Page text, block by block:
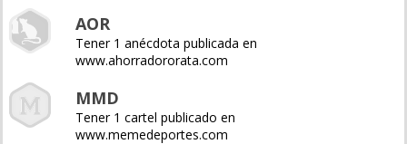
AOR
Tener 1 anécdota publicada en
www.ahorradororata.com
MMD
Tener 1 cartel publicado en
www.memedeportes.com